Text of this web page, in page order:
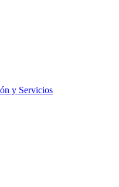
y Servicios